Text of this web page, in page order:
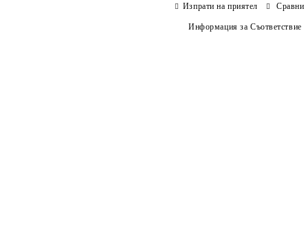
Изпрати на приятел Сравни
Информация за Съответствие